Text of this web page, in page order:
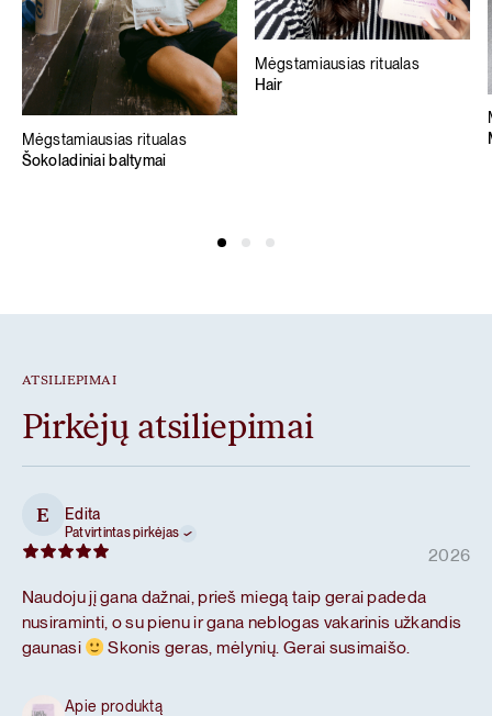
Mėgstamiausias ritualas
Šokoladiniai baltymai
Mėgstamiausias ritualas
Hair
ATSILIEPIMAI
Pirkėjų atsiliepimai
E Edita
Patvirtintas pirkėjas
2026
Naudoju jį gana dažnai, prieš miegą taip gerai padeda
nusiraminti, o su pienu ir gana neblogas vakarinis užkandis
gaunasi
Skonis geras, mėlynių. Gerai susimaišo.
Apie produktą